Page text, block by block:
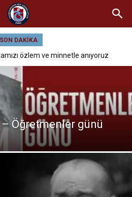
SON DAKIKA
özlem ve minnetle anıyoruz
Cumhuriyet Bayramımız Kutlu Olsun
Öğretmenler günü